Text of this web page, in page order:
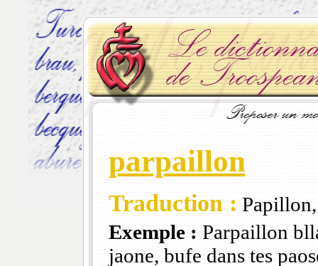
parpaillon
Traduction : Papillon,
Exemple : Parpaillon
jaone, bufe dans tes